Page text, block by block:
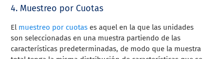
4. Muestreo por Cuotas
El muestreo por cuotas es aquel en la que las unidades
son seleccionadas en una muestra partiendo de las
características predeterminadas, de modo que la muestra